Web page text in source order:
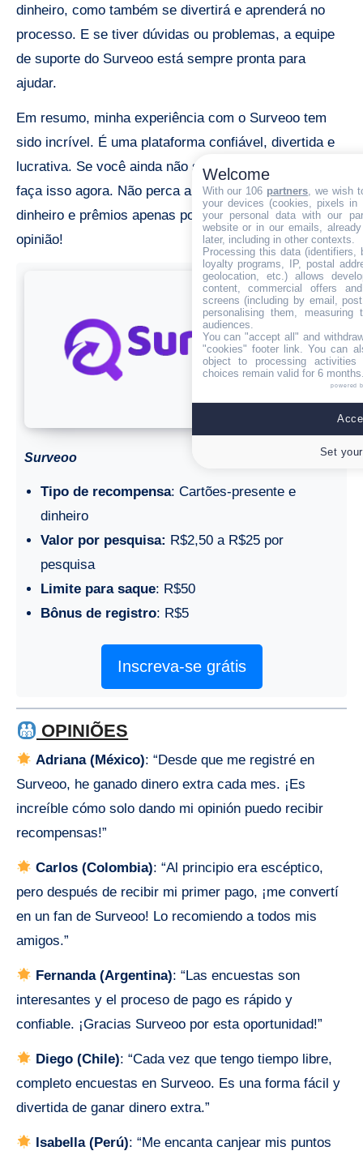
dinheiro, como também se divertirá e aprenderá no
processo. E se tiver dúvidas ou problemas, a equipe
de suporte do Surveoo está sempre pronta para
ajudar.
Em resumo, minha experiência com o Surveoo tem
sido incrível. É uma plataforma confiável, divertida e
lucrativa. Se você ainda não se inscreveu, sugiro que
faça isso agora. Não perca a chance de ganhar
dinheiro e prêmios apenas por compartilhar sua
opinião!
Surveoo
Tipo de recompensa: Cartões-presente e
dinheiro
Valor por pesquisa: R$2,50 a R$25 por
pesquisa
Limite para saque: R$50
Bônus de registro: R$5
Inscreva-se grátis
OPINIÕES
Adriana (México): “Desde que me registré en
Surveoo, he ganado dinero extra cada mes. ¡Es
increíble cómo solo dando mi opinión puedo recibir
recompensas!”
Carlos (Colombia): “Al principio era escéptico,
pero después de recibir mi primer pago, ¡me convertí
en un fan de Surveoo! Lo recomiendo a todos mis
amigos.”
Fernanda (Argentina): “Las encuestas son
interesantes y el proceso de pago es rápido y
confiable. ¡Gracias Surveoo por esta oportunidad!”
Diego (Chile): “Cada vez que tengo tiempo libre,
completo encuestas en Surveoo. Es una forma fácil y
divertida de ganar dinero extra.”
Isabella (Perú): “Me encanta canjear mis puntos
Welcome
With our 106 partners, we wish
your devices (cookies, pixels
your personal data with our
website or in our emails,
later, including in other contexts.
Processing this data (identifiers,
loyalty programs, IP, postal
geolocation, etc.) allows
content, commercial offers
screens (including by email,
personalising them, measuring
audiences.
You can "accept all" and
"cookies" footer link. You can
object to processing
choices remain valid for 6
powered
Set